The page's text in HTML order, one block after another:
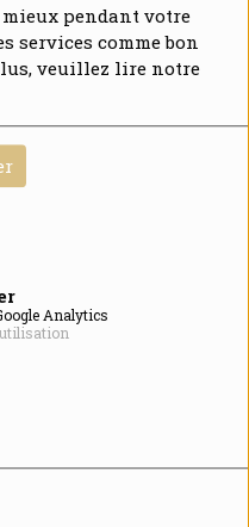
pendant votre
services comme bon
veuillez lire notre
Analytics